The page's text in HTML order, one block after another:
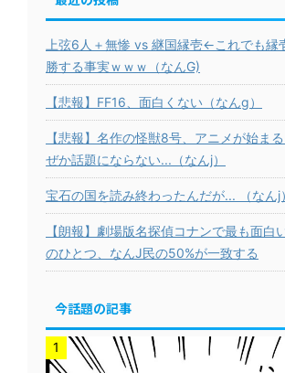
上弦6人＋無惨 vs 継国縁壱←これでも縁
勝する事実ｗｗｗ（なんG)
【悲報】FF16、面白くない（なんg）
【悲報】名作の怪獣8号、アニメが始ま
ぜか話題にならない...（なんj）
宝石の国を読み終わったんだが... （なんj）
【朗報】劇場版名探偵コナンで最も面白
のひとつ、なんJ民の50%が一致する
今話題の記事